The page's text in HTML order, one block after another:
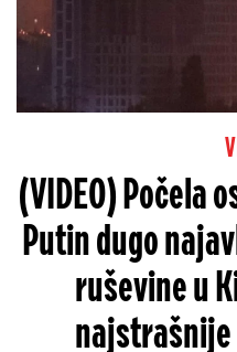
(VIDEO) Počela
Putin dugo
ruševine u
najstrašnije